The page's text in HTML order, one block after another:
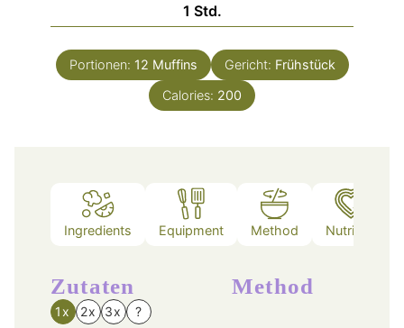
1 Stunde
Std.
Portionen: 12 Muffins Gericht: Frühstück
Calories: 200
Ingredients Equipment Method Nutrition
Zutaten
1x 2x 3x ?
Method